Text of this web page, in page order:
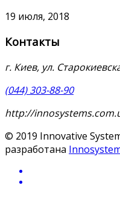
19 июля, 2018
Контакты
г. Киев, ул.
(044) 303-88-90
http://
© 2019 Innovative
разработана